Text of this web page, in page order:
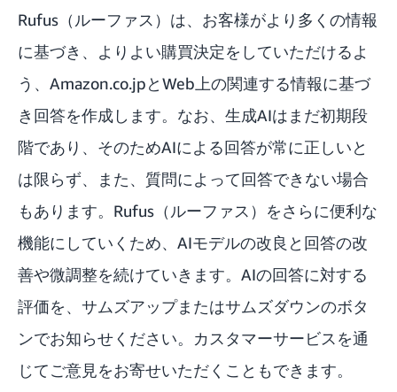
Rufus（ルーファス）は、お客様がより多くの情報
に基づき、よりよい購買決定をしていただけるよ
う、Amazon.co.jpとWeb上の関連する情報に基づ
き回答を作成します。なお、生成AIはまだ初期段
階であり、そのためAIによる回答が常に正しいと
は限らず、また、質問によって回答できない場合
もあります。Rufus（ルーファス）をさらに便利な
機能にしていくため、AIモデルの改良と回答の改
善や微調整を続けていきます。AIの回答に対する
評価を、サムズアップまたはサムズダウンのボタ
ンでお知らせください。カスタマーサービスを通
じてご意見をお寄せいただくこともできます。